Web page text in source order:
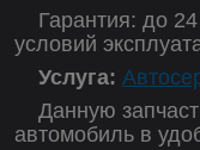
Гарантия: до
условий
Услуга:
Данную
автомобиль в